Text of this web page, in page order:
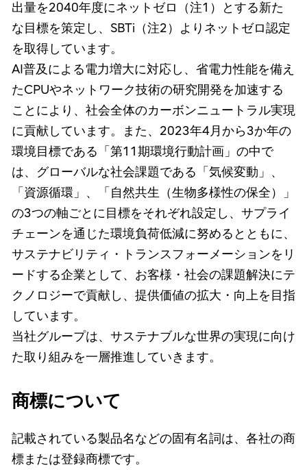
出量を2040年度にネットゼロ（注1）とする新た
な目標を策定し、SBTi（注2）よりネットゼロ認定
を取得しています。
AI普及による電力増大に対応し、省電力性能を備え
たCPUやネットワーク技術の研究開発を加速する
ことにより、社会全体のカーボンニュートラル実現
に貢献しています。また、2023年4月から3か年の
環境目標である「第11期環境行動計画」の中で
は、グローバルな社会課題である「気候変動」、
「資源循環」、「自然共生（生物多様性の保全）」
の3つの軸ごとに目標をそれぞれ設定し、サプライ
チェーンを通じた環境負荷低減に努めるとともに、
サステナビリティ・トランスフォーメーションをリ
ードする企業として、お客様・社会の課題解決にテ
クノロジーで貢献し、提供価値の拡大・向上を目指
しています。
当社グループは、サステナブルな世界の実現に向け
た取り組みを一層推進していきます。
商標について
記載されている製品名などの固有名詞は、各社の商
標または登録商標です。